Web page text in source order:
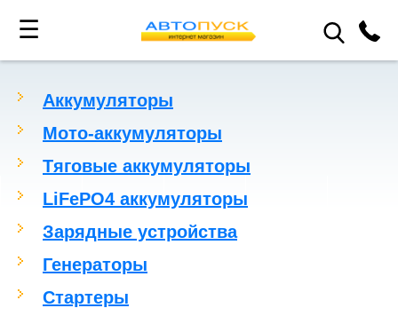
☰
Аккумуляторы
Мото-аккумуляторы
Тяговые аккумуляторы
LiFePO4 аккумуляторы
Зарядные устройства
Генераторы
Стартеры